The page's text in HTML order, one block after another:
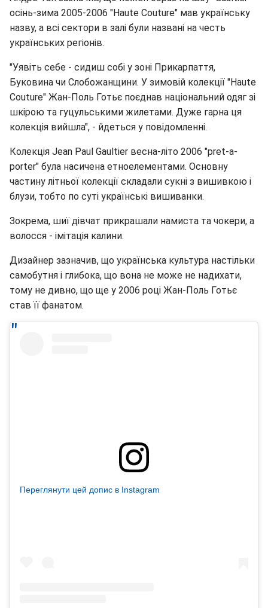
осінь-зима 2005-2006 "Haute Couture" мав українську
назву, а всі сектори в залі були названі на честь
українських регіонів.
"Уявіть себе - сидиш собі у зоні Прикарпаття,
Буковина чи Слобожанщини. У зимовій колекції "Haute
Couture" Жан-Поль Готьє поєднав національний одяг зі
шкірою та гуцульськими жилетами. Дуже гарна ця
колекція вийшла", - йдеться у повідомленні.
Колекція Jean Paul Gaultier весна-літо 2006 "pret-a-
porter" була насичена етноелементами. Основну
частину літньої колекції складали сукні з вишивкою і
блузи, тобто по суті українські вишиванки.
Зокрема, шиї дівчат прикрашали намиста та чокери, а
волосся - імітація калини.
Дизайнер зазначив, що українська культура настільки
самобутня і глибока, що вона не може не надихати,
тому не дивно, що ще у 2006 році Жан-Поль Готьє
став її фанатом.
Переглянути цей допис в Instagram